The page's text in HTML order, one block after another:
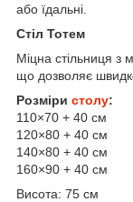
або їдальні.
Стіл Тотем
Міцна стільниця з
що дозволяє
Розміри столу:
110×70 + 40 см
120×80 + 40 см
140×80 + 40 см
160×90 + 40 см
Висота: 75 см